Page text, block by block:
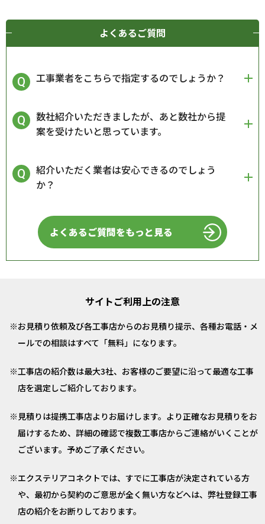
よくあるご質問
工事業者をこちらで指定するのでしょうか？
数社紹介いただきましたが、あと数社から提
案を受けたいと思っています。
紹介いただく業者は安心できるのでしょう
か？
よくあるご質問をもっと見る
サイトご利用上の注意
お見積り依頼及び各工事店からのお見積り提示、各種お電話・メ
ールでの相談はすべて「無料」になります。
工事店の紹介数は最大3社、お客様のご要望に沿って最適な工事
店を選定しご紹介しております。
見積りは提携工事店よりお届けします。より正確なお見積りをお
届けするため、詳細の確認で複数工事店からご連絡がいくことが
ございます。予めご了承ください。
エクステリアコネクトでは、すでに工事店が決定されている方
や、最初から契約のご意思が全く無い方などへは、弊社登録工事
店の紹介をお断りしております。